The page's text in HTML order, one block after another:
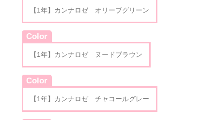
【1年】カンナロゼ オリーブグリーン
Color
【1年】カンナロゼ ヌードブラウン
Color
【1年】カンナロゼ チャコールグレー